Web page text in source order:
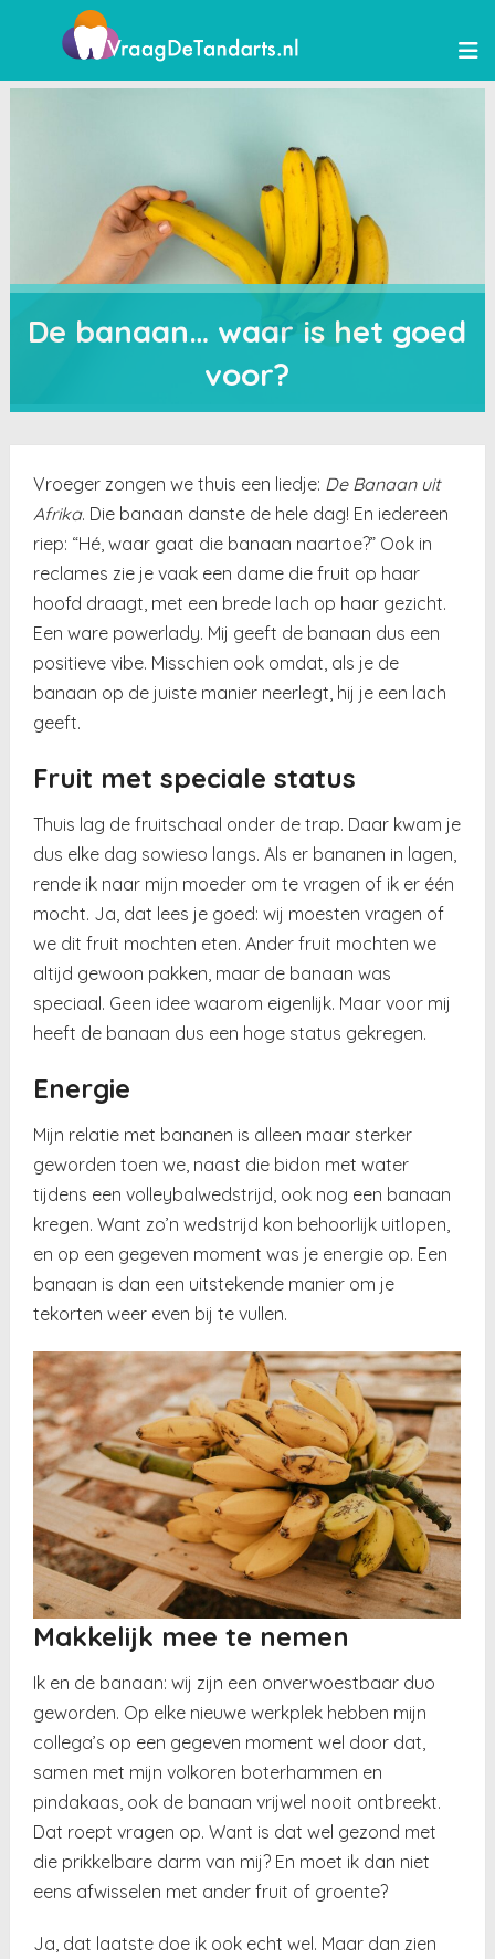
De banaan… waar is het goed
voor?
Vroeger zongen we thuis een liedje: De Banaan uit
Afrika. Die banaan danste de hele dag! En iedereen
riep: “Hé, waar gaat die banaan naartoe?” Ook in
reclames zie je vaak een dame die fruit op haar
hoofd draagt, met een brede lach op haar gezicht.
Een ware powerlady. Mij geeft de banaan dus een
positieve vibe. Misschien ook omdat, als je de
banaan op de juiste manier neerlegt, hij je een lach
geeft.
Fruit met speciale status
Thuis lag de fruitschaal onder de trap. Daar kwam je
dus elke dag sowieso langs. Als er bananen in lagen,
rende ik naar mijn moeder om te vragen of ik er één
mocht. Ja, dat lees je goed: wij moesten vragen of
we dit fruit mochten eten. Ander fruit mochten we
altijd gewoon pakken, maar de banaan was
speciaal. Geen idee waarom eigenlijk. Maar voor mij
heeft de banaan dus een hoge status gekregen.
Energie
Mijn relatie met bananen is alleen maar sterker
geworden toen we, naast die bidon met water
tijdens een volleybalwedstrijd, ook nog een banaan
kregen. Want zo’n wedstrijd kon behoorlijk uitlopen,
en op een gegeven moment was je energie op. Een
banaan is dan een uitstekende manier om je
tekorten weer even bij te vullen.
Makkelijk mee te nemen
Ik en de banaan: wij zijn een onverwoestbaar duo
geworden. Op elke nieuwe werkplek hebben mijn
collega’s op een gegeven moment wel door dat,
samen met mijn volkoren boterhammen en
pindakaas, ook de banaan vrijwel nooit ontbreekt.
Dat roept vragen op. Want is dat wel gezond met
die prikkelbare darm van mij? En moet ik dan niet
eens afwisselen met ander fruit of groente?
Ja, dat laatste doe ik ook echt wel. Maar dan zien